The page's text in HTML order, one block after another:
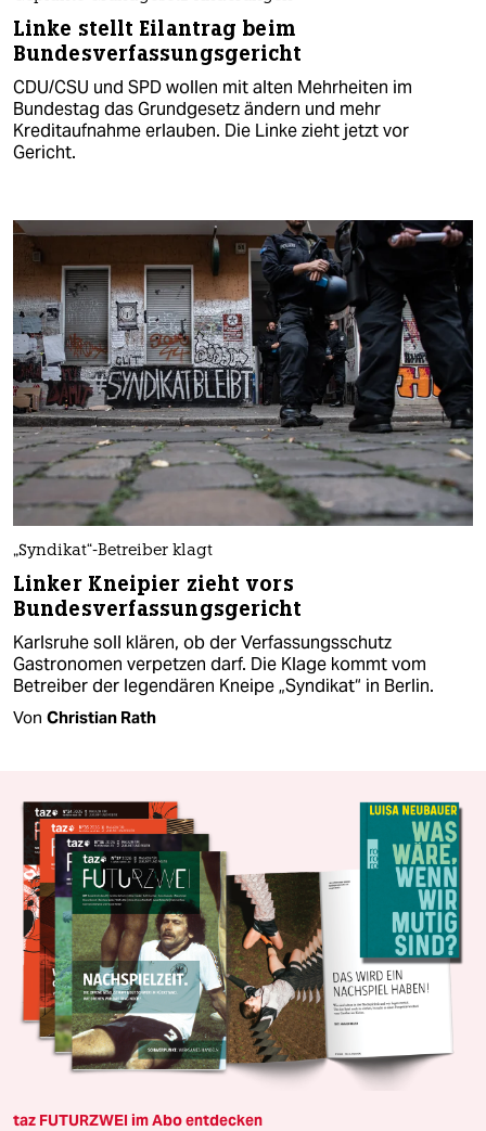
Linke stellt Eilantrag beim
Bundesverfassungsgericht
CDU/CSU und SPD wollen mit alten Mehrheiten im
Bundestag das Grundgesetz ändern und mehr
Kreditaufnahme erlauben. Die Linke zieht jetzt vor
Gericht.
„Syndikat“-Betreiber klagt
Linker Kneipier zieht vors
Bundesverfassungsgericht
Karlsruhe soll klären, ob der Verfassungsschutz
Gastronomen verpetzen darf. Die Klage kommt vom
Betreiber der legendären Kneipe „Syndikat“ in Berlin.
Von Christian Rath
taz FUTURZWEI im Abo entdecken